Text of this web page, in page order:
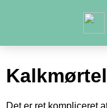
Det er ret kompliceret